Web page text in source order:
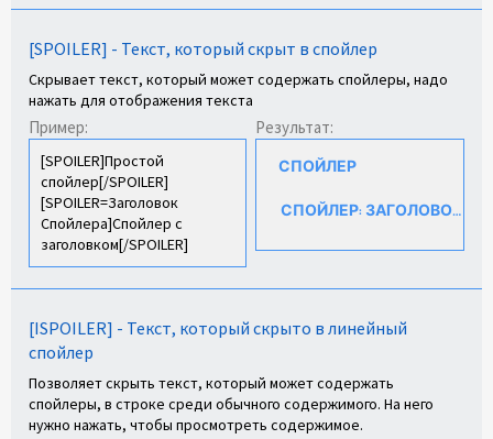
[SPOILER] - Текст, который скрыт в спойлер
Скрывает текст, который может содержать спойлеры, надо
нажать для отображения текста
Пример:
[SPOILER]Простой
спойлер[/SPOILER]
[SPOILER=Заголовок
Спойлера]Спойлер с
заголовком[/SPOILER]
Результат:
СПОЙЛЕР
СПОЙЛЕР: ЗАГОЛОВОК
[ISPOILER] - Текст, который скрыто в линейный
спойлер
Позволяет скрыть текст, который может содержать
спойлеры, в строке среди обычного содержимого. На него
нужно нажать, чтобы просмотреть содержимое.